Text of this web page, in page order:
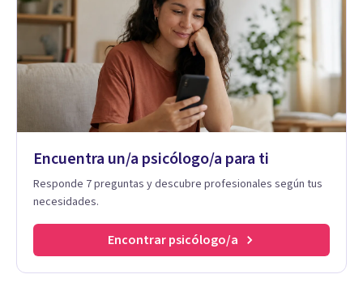
Encuentra un/a psicólogo/a para ti
Responde 7 preguntas y descubre profesionales según tus
necesidades.
Encontrar psicólogo/a